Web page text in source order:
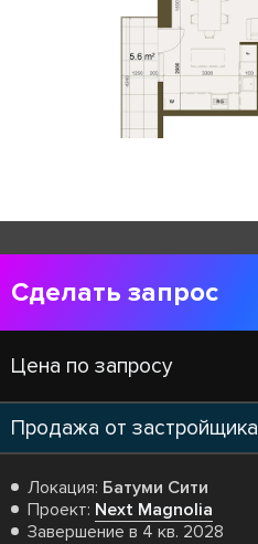
Сделать запрос
Цена по запросу
Продажа от застройщика
Локация: Батуми Сити
Проект: Next Magnolia
Завершение в 4 кв. 2028